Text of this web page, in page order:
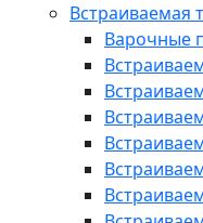
Встраиваемая
Варочные